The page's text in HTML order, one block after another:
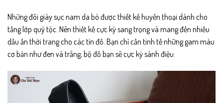
Những đôi giày sục nam da bò được thiết kế huyền thoại dành cho
tầng lớp quý tộc. Nên thiết kế cực kỳ sang trọng và mang đến nhiều
dấu ấn thời trang cho các tín đồ. Bạn chỉ cần tinh tế những gam màu
cơ bản như đen và trắng, bộ đồ bạn sẽ cực kỳ sành điệu.